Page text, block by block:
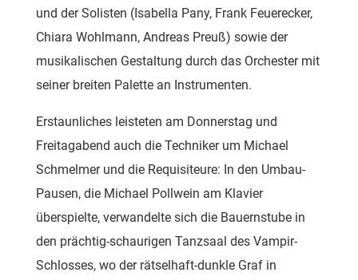
und der Solisten (Isabella Pany, Frank Feuerecker,
Chiara Wohlmann, Andreas Preuß) sowie der
musikalischen Gestaltung durch das Orchester mit
seiner breiten Palette an Instrumenten.
Erstaunliches leisteten am Donnerstag und
Freitagabend auch die Techniker um Michael
Schmelmer und die Requisiteure: In den Umbau-
Pausen, die Michael Pollwein am Klavier
überspielte, verwandelte sich die Bauernstube in
den prächtig-schaurigen Tanzsaal des Vampir-
Schlosses, wo der rätselhaft-dunkle Graf in